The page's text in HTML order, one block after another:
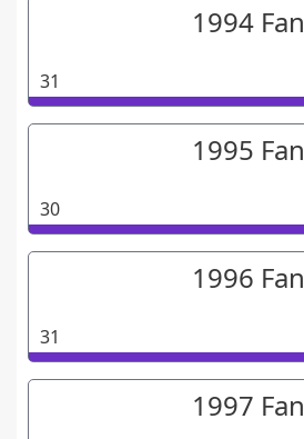
1994 Fan
31
1995 Fan
30
1996 Fan
31
1997 Fan